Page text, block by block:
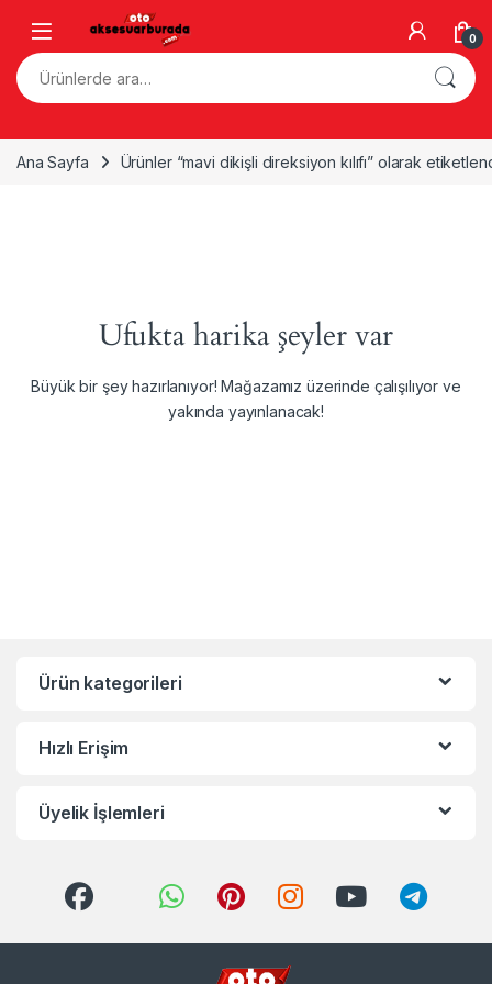
0
Ara:
Ana Sayfa Ürünler “mavi dikişli direksiyon kılıfı” olarak
Ufukta harika şeyler var
Büyük bir şey hazırlanıyor! Mağazamız üzerinde çalışılıyor ve
yakında yayınlanacak!
Ürün kategorileri
Hızlı Erişim
Üyelik İşlemleri